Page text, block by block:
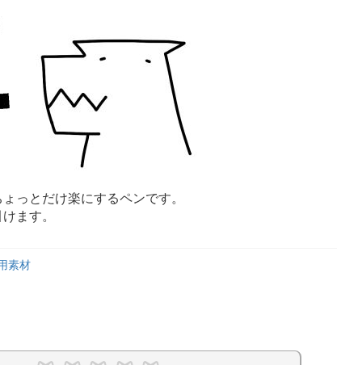
っとだけ楽にするペンです。
ます。
素材